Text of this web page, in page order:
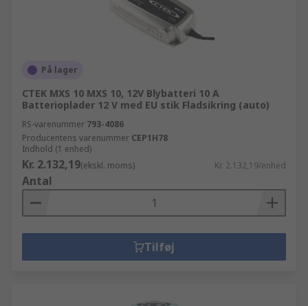
På lager
CTEK MXS 10 MXS 10, 12V Blybatteri 10 A
Batterioplader 12 V med EU stik Fladsikring (auto)
RS-varenummer 793-4086
Producentens varenummer CEP1H78
Indhold (1 enhed)
Kr. 2.132,19(ekskl. moms) Kr. 2.132,19/enhed
Antal
Tilføj